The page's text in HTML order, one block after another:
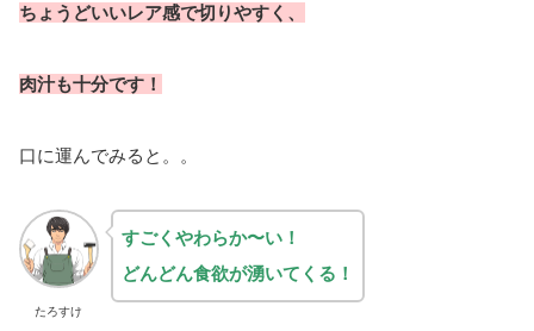
ちょうどいいレア感で切りやすく、
肉汁も十分です！
口に運んでみると。。
たろすけ
すごくやわらか〜い！
どんどん食欲が湧いてくる！